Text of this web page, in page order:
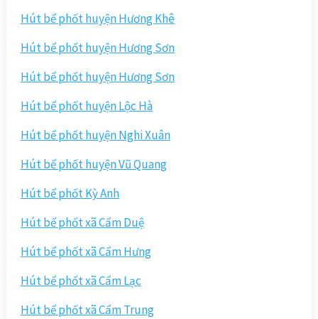
Hút bể phốt huyện Hương Khê
Hút bể phốt huyện Hương Sơn
Hút bể phốt huyện Hương Sơn
Hút bể phốt huyện Lộc Hà
Hút bể phốt huyện Nghi Xuân
Hút bể phốt huyện Vũ Quang
Hút bể phốt Kỳ Anh
Hút bể phốt xã Cẩm Duệ
Hút bể phốt xã Cẩm Hưng
Hút bể phốt xã Cẩm Lạc
Hút bể phốt xã Cẩm Trung